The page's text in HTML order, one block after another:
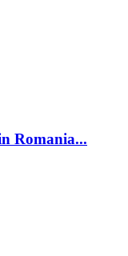
Romania...